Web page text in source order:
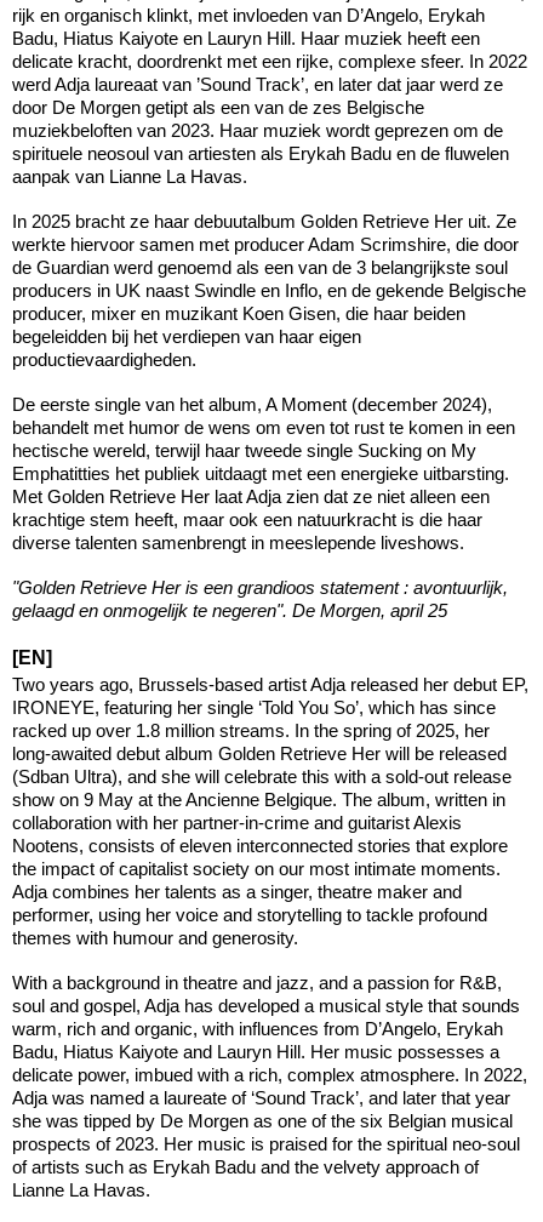
rijk en organisch klinkt, met invloeden van D’Angelo, Erykah
Badu, Hiatus Kaiyote en Lauryn Hill. Haar muziek heeft een
delicate kracht, doordrenkt met een rijke, complexe sfeer. In 2022
werd Adja laureaat van ’Sound Track’, en later dat jaar werd ze
door De Morgen getipt als een van de zes Belgische
muziekbeloften van 2023. Haar muziek wordt geprezen om de
spirituele neosoul van artiesten als Erykah Badu en de fluwelen
aanpak van Lianne La Havas.
In 2025 bracht ze haar debuutalbum Golden Retrieve Her uit. Ze
werkte hiervoor samen met producer Adam Scrimshire, die door
de Guardian werd genoemd als een van de 3 belangrijkste soul
producers in UK naast Swindle en Inflo, en de gekende Belgische
producer, mixer en muzikant Koen Gisen, die haar beiden
begeleidden bij het verdiepen van haar eigen
productievaardigheden.
De eerste single van het album, A Moment (december 2024),
behandelt met humor de wens om even tot rust te komen in een
hectische wereld, terwijl haar tweede single Sucking on My
Emphatitties het publiek uitdaagt met een energieke uitbarsting.
Met Golden Retrieve Her laat Adja zien dat ze niet alleen een
krachtige stem heeft, maar ook een natuurkracht is die haar
diverse talenten samenbrengt in meeslepende liveshows.
"Golden Retrieve Her is een grandioos statement : avontuurlijk,
gelaagd en onmogelijk te negeren". De Morgen, april 25
[EN]
Two years ago, Brussels-based artist Adja released her debut EP,
IRONEYE, featuring her single ‘Told You So’, which has since
racked up over 1.8 million streams. In the spring of 2025, her
long-awaited debut album Golden Retrieve Her will be released
(Sdban Ultra), and she will celebrate this with a sold-out release
show on 9 May at the Ancienne Belgique. The album, written in
collaboration with her partner-in-crime and guitarist Alexis
Nootens, consists of eleven interconnected stories that explore
the impact of capitalist society on our most intimate moments.
Adja combines her talents as a singer, theatre maker and
performer, using her voice and storytelling to tackle profound
themes with humour and generosity.
With a background in theatre and jazz, and a passion for R&B,
soul and gospel, Adja has developed a musical style that sounds
warm, rich and organic, with influences from D’Angelo, Erykah
Badu, Hiatus Kaiyote and Lauryn Hill. Her music possesses a
delicate power, imbued with a rich, complex atmosphere. In 2022,
Adja was named a laureate of ‘Sound Track’, and later that year
she was tipped by De Morgen as one of the six Belgian musical
prospects of 2023. Her music is praised for the spiritual neo-soul
of artists such as Erykah Badu and the velvety approach of
Lianne La Havas.